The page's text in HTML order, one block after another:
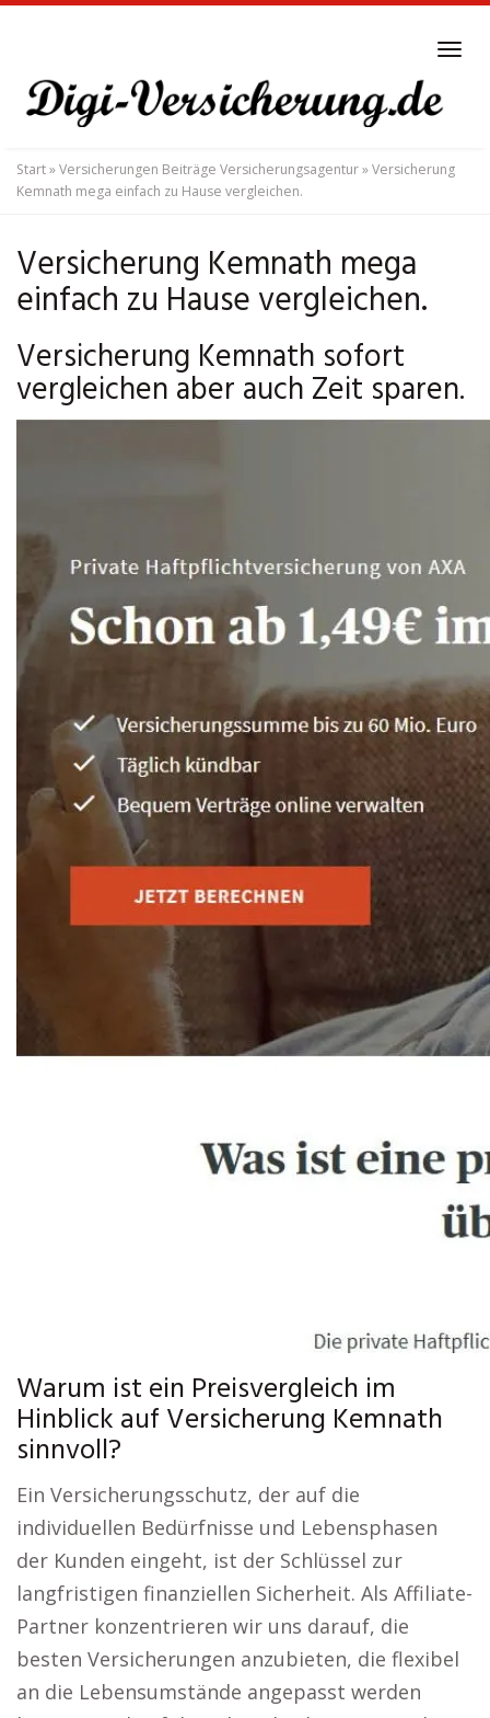
main
content
Start»Versicherungen Beiträge Versicherungsagentur»Versicherung
Kemnath mega einfach zu Hause vergleichen.
Versicherung Kemnath mega
einfach zu Hause vergleichen.
Versicherung Kemnath sofort
vergleichen aber auch Zeit sparen.
Warum ist ein Preisvergleich im
Hinblick auf Versicherung Kemnath
sinnvoll?
Ein Versicherungsschutz, der auf die
individuellen Bedürfnisse und Lebensphasen
der Kunden eingeht, ist der Schlüssel zur
langfristigen finanziellen Sicherheit. Als Affiliate-
Partner konzentrieren wir uns darauf, die
besten Versicherungen anzubieten, die flexibel
an die Lebensumstände angepasst werden